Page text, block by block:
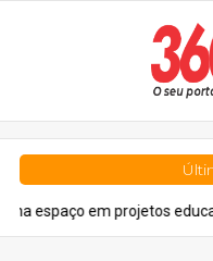
em projetos educacionais